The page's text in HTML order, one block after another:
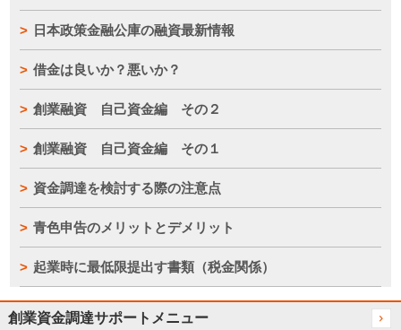
日本政策金融公庫の融資最新情報
借金は良いか？悪いか？
創業融資 自己資金編 その２
創業融資 自己資金編 その１
資金調達を検討する際の注意点
青色申告のメリットとデメリット
起業時に最低限提出す書類（税金関係）
創業資金調達サポートメニュー